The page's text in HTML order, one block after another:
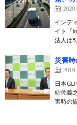
インデ
イト「
法人は
災害
日本
帖佐義
害時の